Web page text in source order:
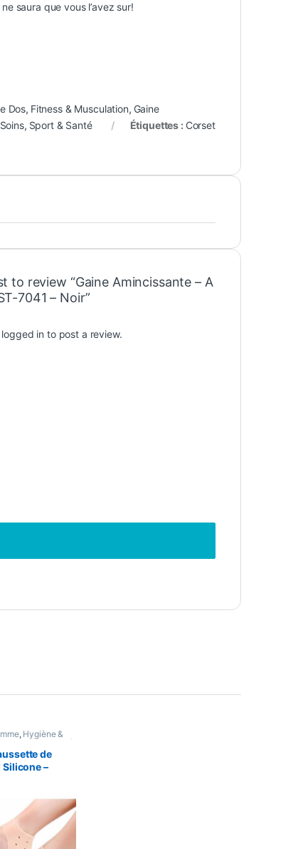
saura que vous l’avez sur!
Dos, Fitness & Musculation, Gaine
, Sport & Santé Étiquettes : Corset
to review “Gaine Amincissante – A
7041 – Noir”
logged in to post a review.
, Hygiène &
Santé & Beauté
de
Silicone –